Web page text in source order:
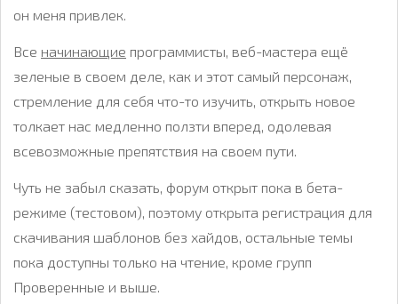
он меня привлек.
Все начинающие программисты, веб-мастера ещё
зеленые в своем деле, как и этот самый персонаж,
стремление для себя что-то изучить, открыть новое
толкает нас медленно ползти вперед, одолевая
всевозможные препятствия на своем пути.
Чуть не забыл сказать, форум открыт пока в бета-
режиме (тестовом), поэтому открыта регистрация для
скачивания шаблонов без хайдов, остальные темы
пока доступны только на чтение, кроме групп
Проверенные и выше.